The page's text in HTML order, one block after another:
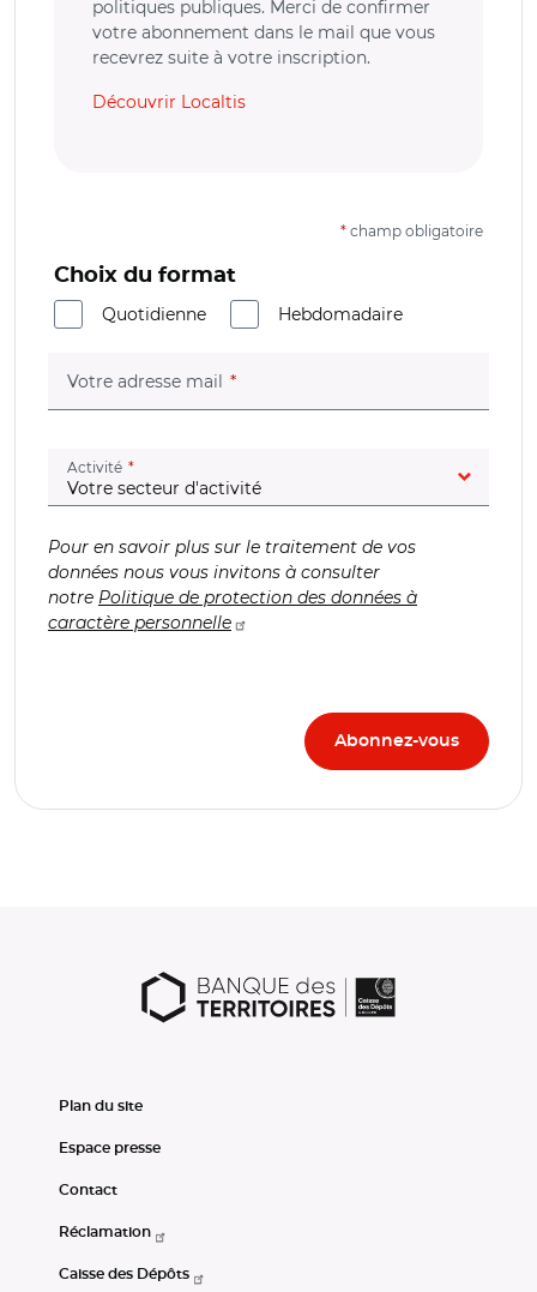
politiques publiques. Merci de confirmer
votre abonnement dans le mail que vous
recevrez suite à votre inscription.
Découvrir Localtis
* champ obligatoire
Choix du format
Quotidienne
Hebdomadaire
Votre adresse mail (champ obligatoire)
Activité (champ obligatoire)
Pour en savoir plus sur le traitement de vos
données nous vous invitons à consulter
notre Politique de protection des données à
caractère personnelle
Plan du site
Espace presse
Contact
Réclamation
Caisse des Dépôts